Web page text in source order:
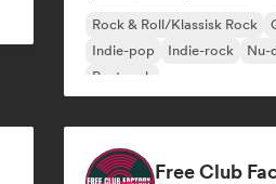
Rock & Roll/Klassisk Rock
Indie-pop
Indie-rock Nu-
Postpunk
Free Club